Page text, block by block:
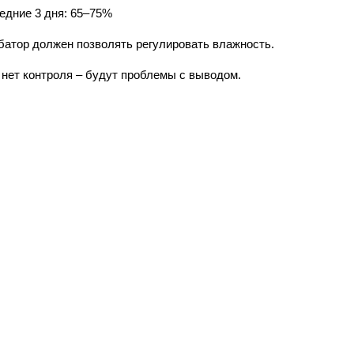
3 дня: 65–75%
должен позволять регулировать влажность.
контроля – будут проблемы с выводом.